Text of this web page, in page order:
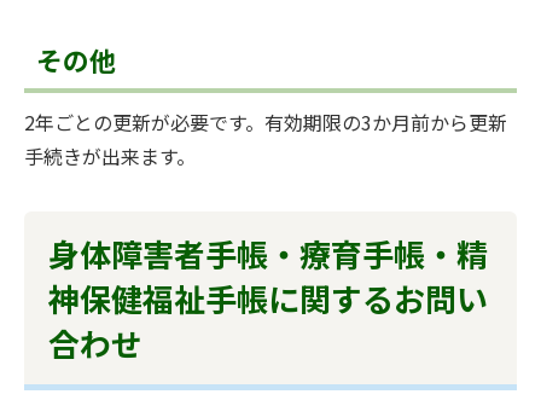
その他
2年ごとの更新が必要です。有効期限の3か月前から更新
手続きが出来ます。
身体障害者手帳・療育手帳・精
神保健福祉手帳に関するお問い
合わせ